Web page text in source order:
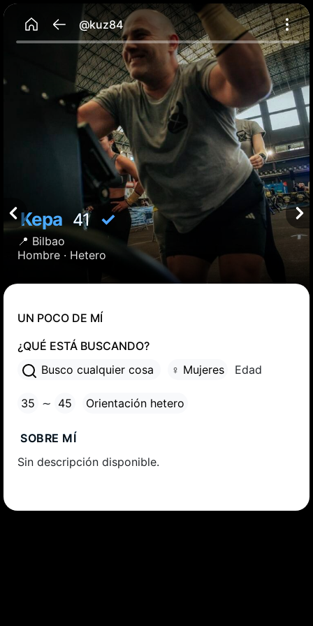
@kuz84
Kepa 41✓
📍 Bilbao
Hombre · Hetero
UN POCO DE MÍ
¿QUÉ ESTÁ BUSCANDO?
Busco cualquier cosa
♀ Mujeres Edad
35 ∼ 45 Orientación hetero
SOBRE MÍ
Sin descripción disponible.